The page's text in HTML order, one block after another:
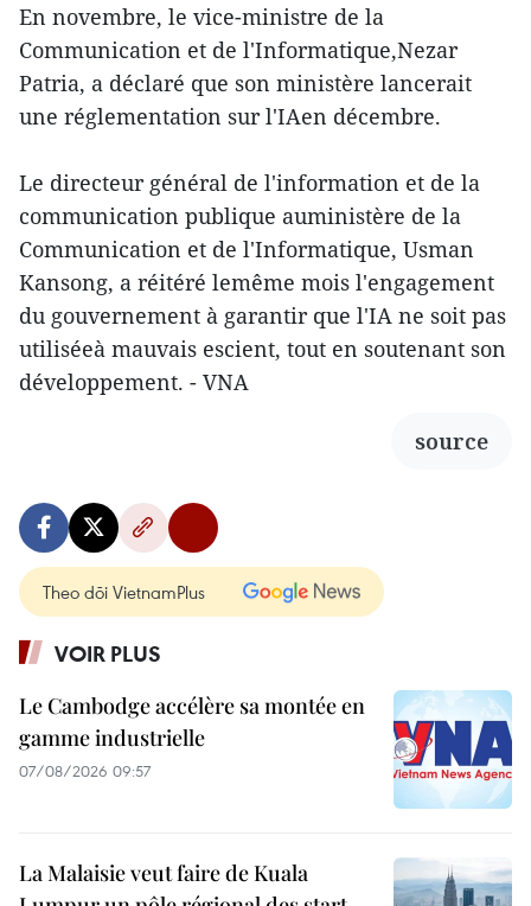
En novembre, le vice-ministre de la
Communication et de l'Informatique,Nezar
Patria, a déclaré que son ministère lancerait
une réglementation sur l'IAen décembre.
Le directeur général de l'information et de la
communication publique auministère de la
Communication et de l'Informatique, Usman
Kansong, a réitéré lemême mois l'engagement
du gouvernement à garantir que l'IA ne soit pas
utiliséeà mauvais escient, tout en soutenant son
développement. - VNA
source
Theo dõi VietnamPlus
VOIR PLUS
Le Cambodge accélère sa montée en
gamme industrielle
07/08/2026 09:57
La Malaisie veut faire de Kuala